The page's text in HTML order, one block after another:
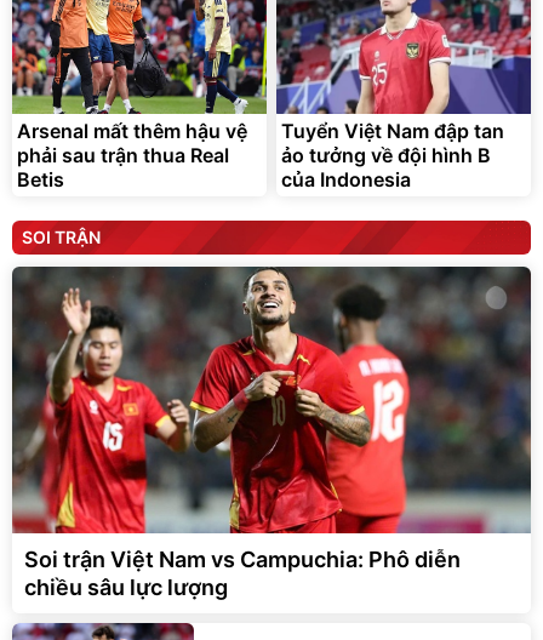
Arsenal mất thêm hậu vệ
phải sau trận thua Real
Betis
Tuyển Việt Nam đập tan
ảo tưởng về đội hình B
của Indonesia
SOI TRẬN
Soi trận Việt Nam vs Campuchia: Phô diễn
chiều sâu lực lượng